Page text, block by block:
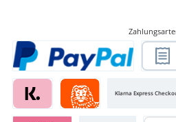
Klarna Express